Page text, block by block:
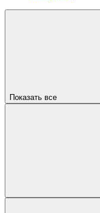
Показать все